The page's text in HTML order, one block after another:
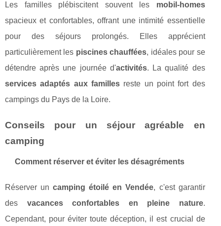
Les familles plébiscitent souvent les mobil-homes
spacieux et confortables, offrant une intimité essentielle
pour des séjours prolongés. Elles apprécient
particulièrement les piscines chauffées, idéales pour se
détendre après une journée d'activités. La qualité des
services adaptés aux famillesreste un point fort des
campings du Pays de la Loire.
Conseils pour un séjour agréable en
camping
Comment réserver et éviter les désagréments
Réserver uncamping étoilé en Vendée, c'est garantir
des vacances confortables en pleine nature.
Cependant, pour éviter toute déception, il est crucial de